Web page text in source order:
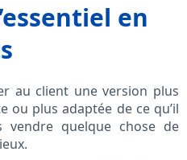
en
au client une version plus
ou plus adaptée de ce qu’il
vendre quelque chose de